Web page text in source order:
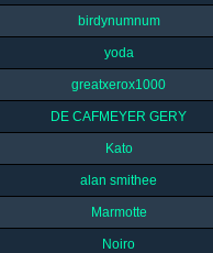
birdynumnum
yoda
greatxerox1000
DE CAFMEYER GERY
Kato
alan smithee
Marmotte
Noiro